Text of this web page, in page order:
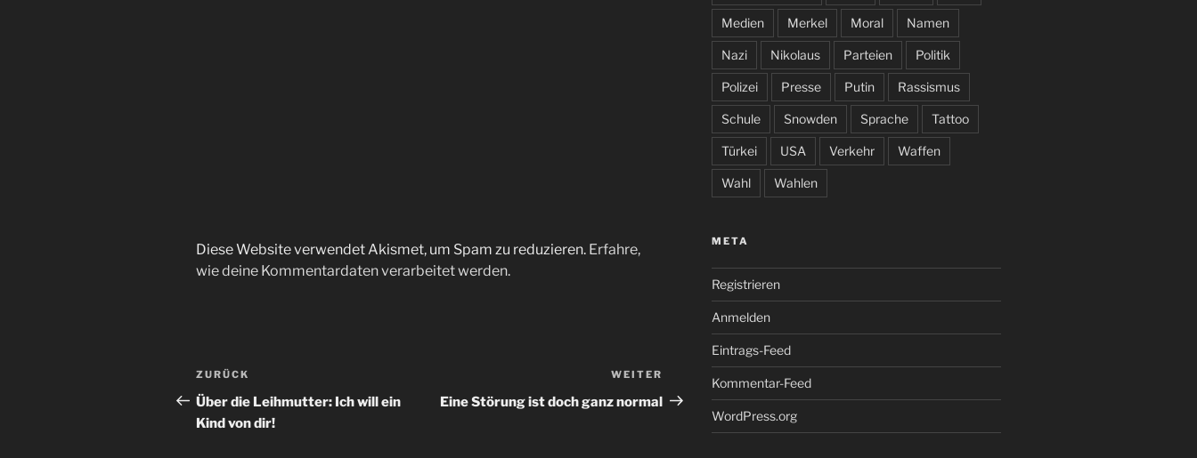
Diese Website verwendet Akismet, um Spam zu reduzieren. Erfahre,
wie deine Kommentardaten verarbeitet werden.
Beitragsnavigation
Vorheriger
Beitrag
ZURÜCK
Über die Leihmutter: Ich will ein
Kind von dir!
Nächster
Beitrag
WEITER
Eine Störung ist doch ganz normal
Medien Merkel Moral Namen
Nazi Nikolaus Parteien Politik
Polizei Presse Putin Rassismus
Schule Snowden Sprache Tattoo
Türkei USA Verkehr Waffen
Wahl Wahlen
META
Registrieren
Anmelden
Eintrags-Feed
Kommentar-Feed
WordPress.org